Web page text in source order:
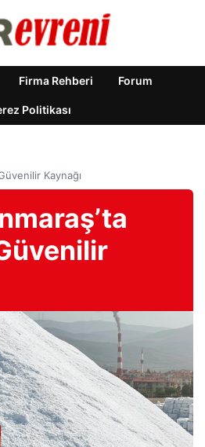
Firma Rehberi Forum
Politikası
Kaynağı